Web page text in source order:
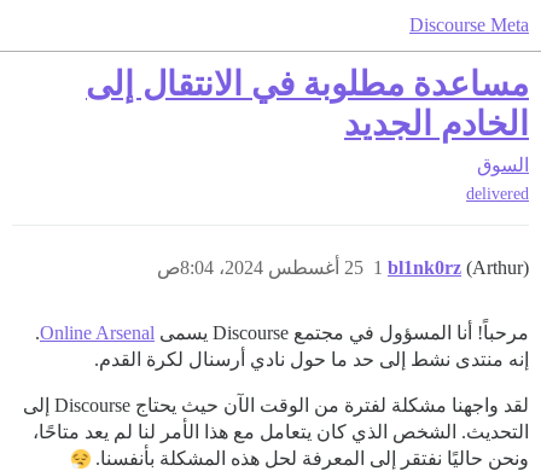
Discourse Meta
مساعدة مطلوبة في الانتقال إلى
الخادم الجديد
السوق
delivered
bl1nk0rz (Arthur) 25 أغسطس 2024، 8:04ص 1
مرحباً! أنا المسؤول في مجتمع Discourse يسمى Online Arsenal
.
إنه منتدى نشط إلى حد ما حول نادي أرسنال لكرة القدم.
لقد واجهنا مشكلة لفترة من الوقت الآن حيث يحتاج Discourse إلى
التحديث. الشخص الذي كان يتعامل مع هذا الأمر لنا لم يعد متاحًا،
ونحن حاليًا نفتقر إلى المعرفة لحل هذه المشكلة بأنفسنا.